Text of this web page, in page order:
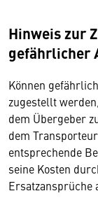
Hinweis zur
gefährlicher
Können
zugestellt
dem Übergeber
dem
entsprechende
seine Kosten
Ersatzansprüche